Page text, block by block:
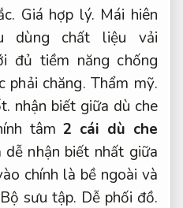
Giá hợp lý. Mái hiên
dùng chất liệu vải
đủ tiềm năng chống
phải chăng. Thẩm mỹ.
nhận biết giữa dù che
tâm2 cái dù che
nhận biết nhất giữa
chính là bề ngoài và
Bộ sưu tập. Dễ phối đồ.